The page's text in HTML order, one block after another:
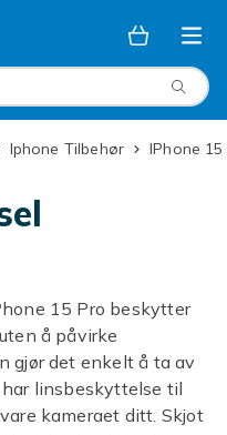
Iphone Tilbehør iPhone 15
15 Pro beskytter
å påvirke
gjør det enkelt å ta av
har linsbeskyttelse til
kameraet ditt. Skjot